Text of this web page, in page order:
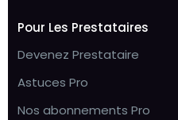
Pour Les Prestataires
Devenez Prestataire
Astuces Pro
Nos abonnements Pro